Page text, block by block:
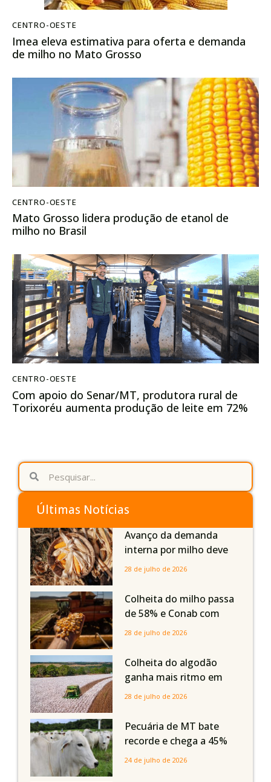
CENTRO-OESTE
Imea eleva estimativa para oferta e demanda
de milho no Mato Grosso
CENTRO-OESTE
Mato Grosso lidera produção de etanol de
milho no Brasil
CENTRO-OESTE
Com apoio do Senar/MT, produtora rural de
Torixoréu aumenta produção de leite em 72%
Últimas Notícias
Avanço da demanda
interna por milho deve
compensar aumento da
em Mato Grosso, aponta
Imea
28 de julho de 2026
Colheita do milho passa
de 58% e Conab com
boas produtividades em
quedas em Tocantins,
Maranhão e Piauí
28 de julho de 2026
Colheita do algodão
ganha mais ritmo em
Mato Grosso, Mato
Maranhão
28 de julho de 2026
Pecuária de MT bate
recorde e chega a 45%
dos bovinos abatidos
24 de julho de 2026